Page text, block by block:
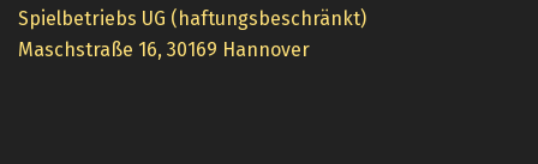
Spielbetriebs UG (haftungsbeschränkt)
Maschstraße 16, 30169 Hannover